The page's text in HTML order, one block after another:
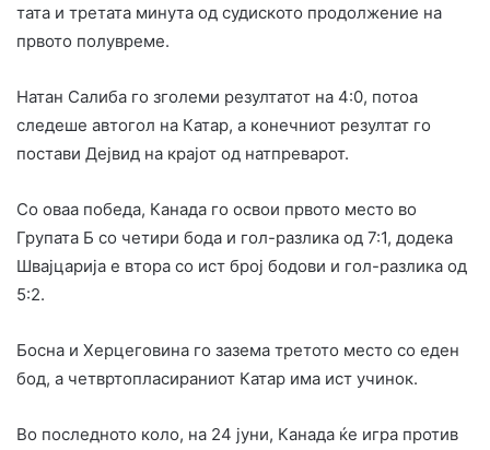
тата и третата минута од судиското продолжение на
првото полувреме.
Натан Салиба го зголеми резултатот на 4:0, потоа
следеше автогол на Катар, а конечниот резултат го
постави Дејвид на крајот од натпреварот.
Со оваа победа, Канада го освои првото место во
Групата Б со четири бода и гол-разлика од 7:1, додека
Швајцарија е втора со ист број бодови и гол-разлика од
5:2.
Босна и Херцеговина го зазема третото место со еден
бод, а четвртопласираниот Катар има ист учинок.
Во последното коло, на 24 јуни, Канада ќе игра против